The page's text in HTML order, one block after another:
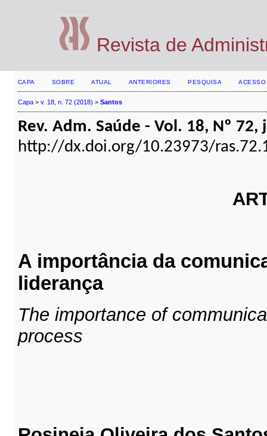
Revista de
CAPA SOBRE ATUAL ANTERIORES PESQUISA ACESSO
Capa> v. 18, n. 72 (2018) > Santos
Rev. Adm. Saúde - Vol. 18, Nº 72,
http://dx.doi.org/10.23973/
A importância da
liderança
The importance of
process